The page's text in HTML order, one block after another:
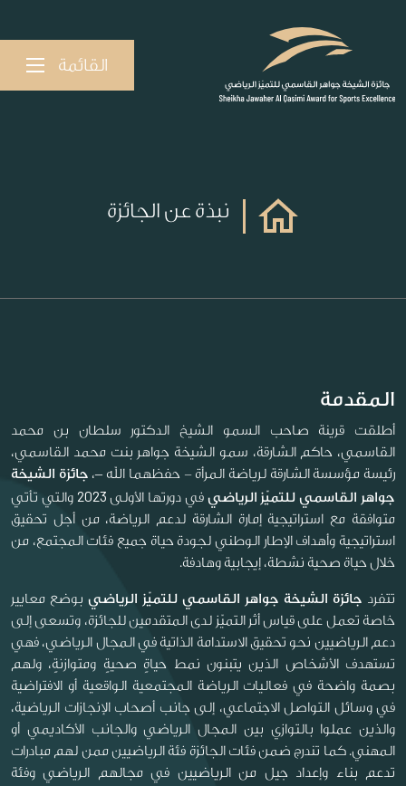
القائمة
نبذة عن الجائزة
المقدمة
أطلقت قرينة صاحب السمو الشيخ الدكتور سلطان بن محمد
القاسمي، حاكم الشارقة، سمو الشيخة جواهر بنت محمد القاسمي،
رئيسة مؤسسة الشارقة لرياضة المرأة - حفظهما الله –، جائزة الشيخة
جواهر القاسمي للتميّز الرياضيفي دورتها الأولى 2023 والتي تأتي
متوافقة مع استراتيجية إمارة الشارقة لدعم الرياضة، من أجل تحقيق
استراتيجية وأهداف الإطار الوطني لجودة حياة جميع فئات المجتمع، من
خلال حياة صحية نشطة، إيجابية وهادفة.
تتفرد جائزة الشيخة جواهر القاسمي للتميّز الرياضي بوضع معايير
خاصة تعمل على قياس أثر التميّز لدى المتقدمين للجائزة، وتسعى إلى
دعم الرياضيين نحو تحقيق الاستدامة الذاتية في المجال الرياضي، فهي
تستهدف الأشخاص الذين يتبنون نمط حياةٍ صحيةٍ ومتوازنةٍ، ولهم
بصمة واضحة في فعاليات الرياضة المجتمعية الواقعية أو الافتراضية
في وسائل التواصل الاجتماعي، إلى جانب أصحاب الإنجازات الرياضية،
والذين عملوا بالتوازي بين المجال الرياضي والجانب الأكاديمي أو
المهني. كما تندرج ضمن فئات الجائزة فئة الرياضيين ممن لهم مبادرات
تدعم بناء وإعداد جيل من الرياضيين في مجالهم الرياضي وفئة